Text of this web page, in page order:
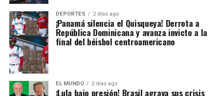
DEPORTES 2 días ago
¡Panamá silencia el Quisqueya! Derrota a
República Dominicana y avanza invicto a la
final del béisbol centroamericano
EL MUNDO 2 días ago
¡Lula bajo presión! Brasil agrava sus crisis